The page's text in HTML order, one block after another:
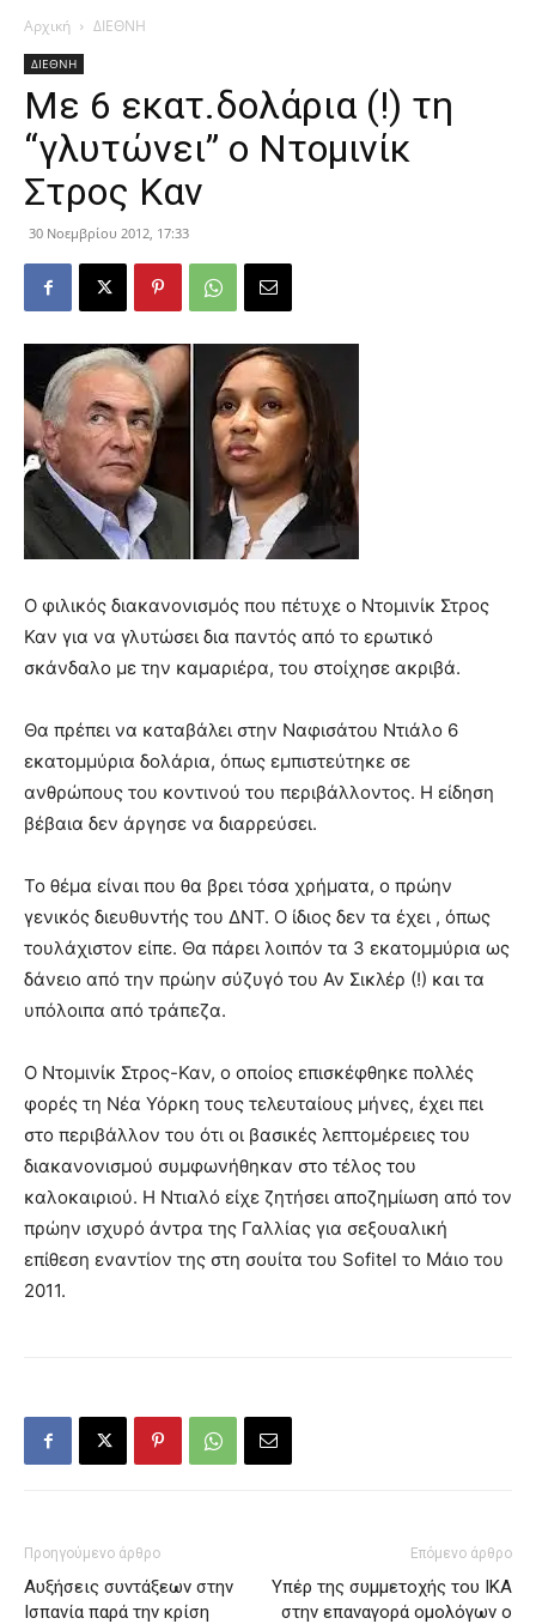
Αρχική ΔΙΕΘΝΗ
ΔΙΕΘΝΗ
Με 6 εκατ.δολάρια (!) τη
“γλυτώνει” ο Ντομινίκ
Στρος Καν
30 Νοεμβρίου 2012, 17:33
Ο φιλικός διακανονισμός που πέτυχε ο Ντομινίκ Στρος
Καν για να γλυτώσει δια παντός από το ερωτικό
σκάνδαλο με την καμαριέρα, του στοίχησε ακριβά.
Θα πρέπει να καταβάλει στην Ναφισάτου Ντιάλο 6
εκατομμύρια δολάρια, όπως εμπιστεύτηκε σε
ανθρώπους του κοντινού του περιβάλλοντος. Η είδηση
βέβαια δεν άργησε να διαρρεύσει.
Το θέμα είναι που θα βρει τόσα χρήματα, ο πρώην
γενικός διευθυντής του ΔΝΤ. Ο ίδιος δεν τα έχει , όπως
τουλάχιστον είπε. Θα πάρει λοιπόν τα 3 εκατομμύρια ως
δάνειο από την πρώην σύζυγό του Αν Σικλέρ (!) και τα
υπόλοιπα από τράπεζα.
Ο Ντομινίκ Στρος-Καν, ο οποίος επισκέφθηκε πολλές
φορές τη Νέα Υόρκη τους τελευταίους μήνες, έχει πει
στο περιβάλλον του ότι οι βασικές λεπτομέρειες του
διακανονισμού συμφωνήθηκαν στο τέλος του
καλοκαιριού. Η Ντιαλό είχε ζητήσει αποζημίωση από τον
πρώην ισχυρό άντρα της Γαλλίας για σεξουαλική
επίθεση εναντίον της στη σουίτα του Sofitel το Μάιο του
2011.
Προηγούμενο άρθρο
Αυξήσεις συντάξεων στην
Ισπανία παρά την κρίση
Επόμενο άρθρο
Υπέρ της συμμετοχής του ΙΚΑ
στην επαναγορά ομολόγων ο